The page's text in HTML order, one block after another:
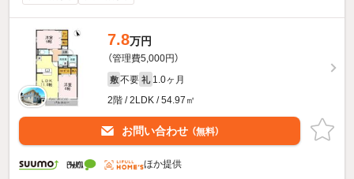
7.8万円
（管理費5,000円）
敷 不要 礼 1.0ヶ月
2階 / 2LDK / 54.97㎡
お問い合わせ （無料）
ほか提供